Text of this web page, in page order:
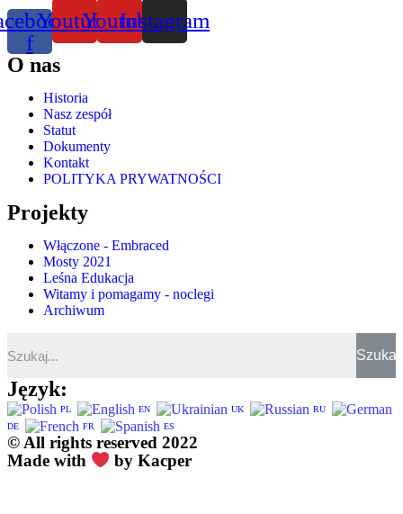
f
YoutubeYoutubeInstagram
O nas
Historia
Nasz zespół
Statut
Dokumenty
Kontakt
POLITYKA PRYWATNOŚCI
Projekty
Włączone - Embraced
Mosty 2021
Leśna Edukacja
Witamy i pomagamy - noclegi
Archiwum
Szukaj
Język:
PL EN UK
RU
DE
FR ES
© All rights reserved 2022
Made with
by Kacper